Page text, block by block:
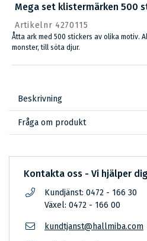
Mega set klistermärken 500
Artikelnr 4270115
Åtta ark med 500 stickers av olika motiv.
monster, till söta djur.
Beskrivning
Fråga om produkt
Kontakta oss - Vi hjälper
Kundjänst: 0472 - 166 30
Växel: 0472 - 166 00
kundtjanst@hallmiba.com